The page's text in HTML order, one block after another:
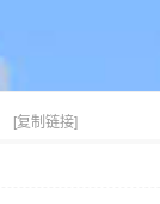
[复制链接]